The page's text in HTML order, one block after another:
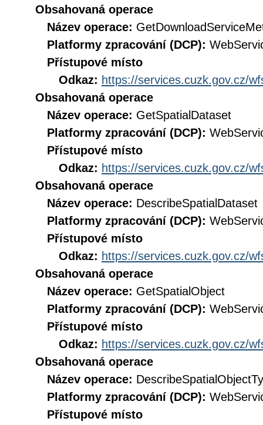
Obsahovaná operace
Název operace:
Platformy zpracování (DCP):
Přístupové místo
Odkaz: https://services.cuzk.gov.cz/
Obsahovaná operace
Název operace: GetSpatialDataset
Platformy zpracování (DCP):
Přístupové místo
Odkaz: https://services.cuzk.gov.cz/
Obsahovaná operace
Název operace: DescribeSpatialDataset
Platformy zpracování (DCP):
Přístupové místo
Odkaz: https://services.cuzk.gov.cz/
Obsahovaná operace
Název operace: GetSpatialObject
Platformy zpracování (DCP):
Přístupové místo
Odkaz: https://services.cuzk.gov.cz/
Obsahovaná operace
Název operace:
Platformy zpracování (DCP):
Přístupové místo